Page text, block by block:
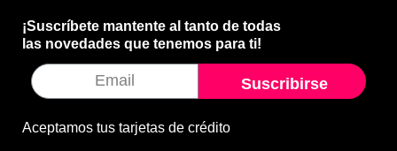
¡Suscríbete mantente al tanto de todas
las novedades que tenemos para ti!
Suscribirse
Aceptamos tus tarjetas de crédito